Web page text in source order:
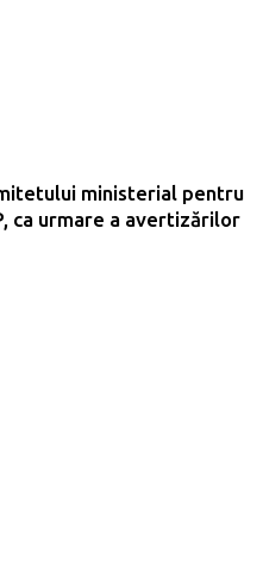
ministerial pentru
ca urmare a avertizărilor